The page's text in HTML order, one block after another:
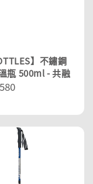
】不鏽鋼
瓶 500ml - 共融